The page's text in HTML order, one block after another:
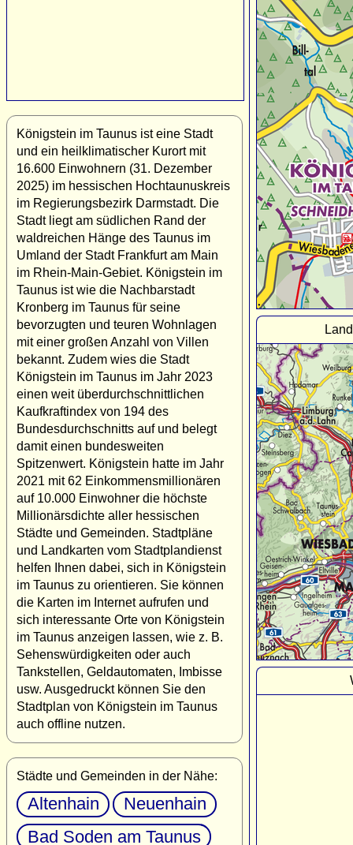
Königstein im Taunus ist eine Stadt
und ein heilklimatischer Kurort mit
16.600 Einwohnern (31. Dezember
2025) im hessischen Hochtaunuskreis
im Regierungsbezirk Darmstadt. Die
Stadt liegt am südlichen Rand der
waldreichen Hänge des Taunus im
Umland der Stadt Frankfurt am Main
im Rhein-Main-Gebiet. Königstein im
Taunus ist wie die Nachbarstadt
Kronberg im Taunus für seine
bevorzugten und teuren Wohnlagen
mit einer großen Anzahl von Villen
bekannt. Zudem wies die Stadt
Königstein im Taunus im Jahr 2023
einen weit überdurchschnittlichen
Kaufkraftindex von 194 des
Bundesdurchschnitts auf und belegt
damit einen bundesweiten
Spitzenwert. Königstein hatte im Jahr
2021 mit 62 Einkommensmillionären
auf 10.000 Einwohner die höchste
Millionärsdichte aller hessischen
Städte und Gemeinden. Stadtpläne
und Landkarten vom Stadtplandienst
helfen Ihnen dabei, sich in Königstein
im Taunus zu orientieren. Sie können
die Karten im Internet aufrufen und
sich interessante Orte von Königstein
im Taunus anzeigen lassen, wie z. B.
Sehenswürdigkeiten oder auch
Tankstellen, Geldautomaten, Imbisse
usw. Ausgedruckt können Sie den
Stadtplan von Königstein im Taunus
auch offline nutzen.
Städte und Gemeinden in der Nähe:
Altenhain
Neuenhain
Bad Soden am Taunus